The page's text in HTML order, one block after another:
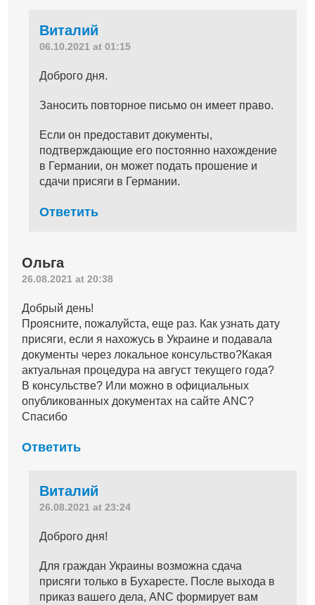
Виталий
06.10.2021 at 01:15
Доброго дня.
Заносить повторное письмо он имеет право.
Если он предоставит документы,
подтверждающие его постоянно нахождение
в Германии, он может подать прошение и
сдачи присяги в Германии.
Ответить
Ольга
26.08.2021 at 20:38
Добрый день!
Проясните, пожалуйста, еще раз. Как узнать дату
присяги, если я нахожусь в Украине и подавала
документы через локальное консульство?Какая
актуальная процедура на август текущего года?
В консульстве? Или можно в официальных
опубликованных документах на сайте ANC?
Спасибо
Ответить
Виталий
26.08.2021 at 23:24
Доброго дня!
Для граждан Украины возможна сдача
присяги только в Бухаресте. После выхода в
приказ вашего дела, ANC формирует вам